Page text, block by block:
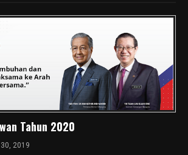
Tahun 2020
2019